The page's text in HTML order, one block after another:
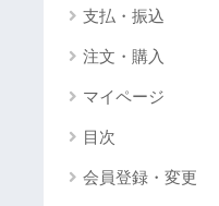
支払・振込
注文・購入
マイページ
目次
会員登録・変更